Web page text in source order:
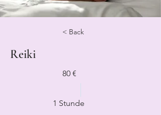
< Back
Reiki
80 €
1 Stunde